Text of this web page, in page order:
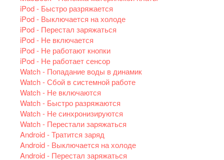
iPod - Быстро разряжается
iPod - Выключается на холоде
iPod - Перестал заряжаться
iPod - Не включается
iPod - Не работают кнопки
iPod - Не работает сенсор
Watch - Попадание воды в динамик
Watch - Сбой в системной работе
Watch - Не включаются
Watch - Быстро разряжаются
Watch - Не синхронизируются
Watch - Перестали заряжаться
Android - Тратится заряд
Android - Выключается на холоде
Android - Перестал заряжаться